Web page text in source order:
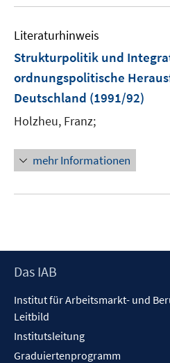
Literaturhinweis
Strukturpolitik und
ordnungspolitische
Deutschland (1991/92)
Holzheu, Franz;
mehr Informationen
Footer
Das IAB
Institut für Arbeitsmarkt- und
Leitbild
Institutsleitung
Graduiertenprogramm